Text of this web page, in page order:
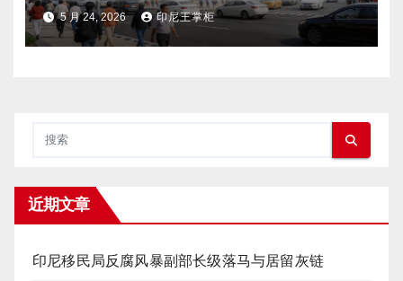
5 月 24, 2026 印尼王掌柜
近期文章
印尼移民局反腐风暴副部长级落马与居留灰链